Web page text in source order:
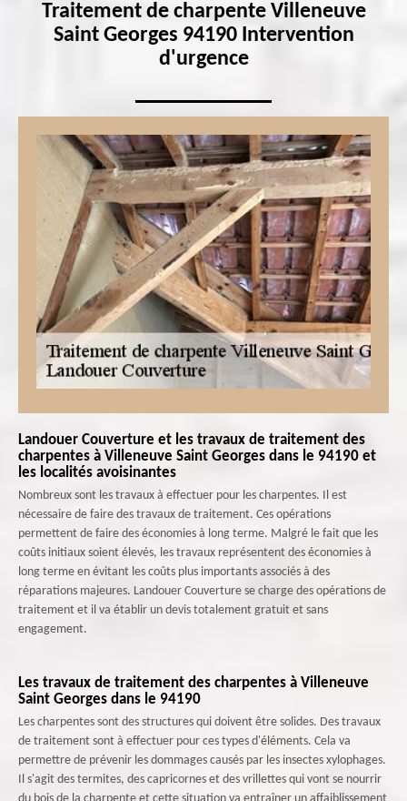
Traitement de charpente Villeneuve
Saint Georges 94190 Intervention
d'urgence
Landouer Couverture et les travaux de traitement des
charpentes à Villeneuve Saint Georges dans le 94190 et
les localités avoisinantes
Nombreux sont les travaux à effectuer pour les charpentes. Il est
nécessaire de faire des travaux de traitement. Ces opérations
permettent de faire des économies à long terme. Malgré le fait que les
coûts initiaux soient élevés, les travaux représentent des économies à
long terme en évitant les coûts plus importants associés à des
réparations majeures. Landouer Couverture se charge des opérations de
traitement et il va établir un devis totalement gratuit et sans
engagement.
Les travaux de traitement des charpentes à Villeneuve
Saint Georges dans le 94190
Les charpentes sont des structures qui doivent être solides. Des travaux
de traitement sont à effectuer pour ces types d'éléments. Cela va
permettre de prévenir les dommages causés par les insectes xylophages.
Il s'agit des termites, des capricornes et des vrillettes qui vont se nourrir